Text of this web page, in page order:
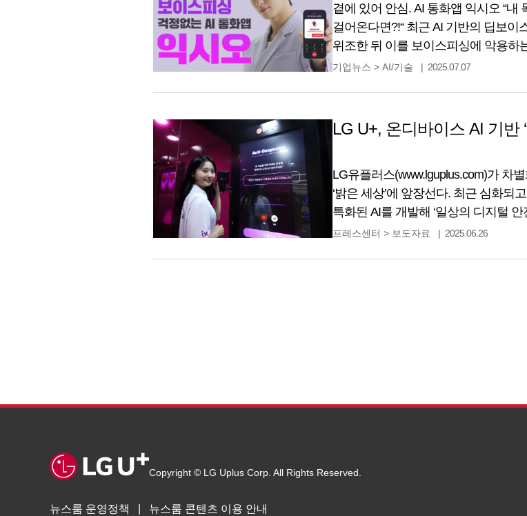
곁에 있어 안심. AI 통화앱 익시오 “
걸어온다면?!“ 최근 AI 기반의 딥보이
위조한 뒤 이를 보이스피싱에 악용하
AI가 보이스피싱을 걸어올 때, 어떻게
기업뉴스 >AI/기술 2025.07.07
LG U+, 온디바이스 AI 기반
LG유플러스(www.lguplus.com)가 차
‘밝은 세상’에 앞장선다. 최근 심화되
특화된 AI를 개발해 ‘일상의 디지털
단계로 지난 3월 MWC에서 공개한 ‘안
프레스센터 > 보도자료 2025.06.26
Copyright © LG Uplus Corp. All Rights Reserved.
뉴스룸 운영정책 뉴스룸 콘텐츠 이용 안내